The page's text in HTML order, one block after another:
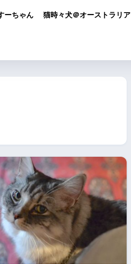
ーちゃん 猫時々犬＠オーストラリア